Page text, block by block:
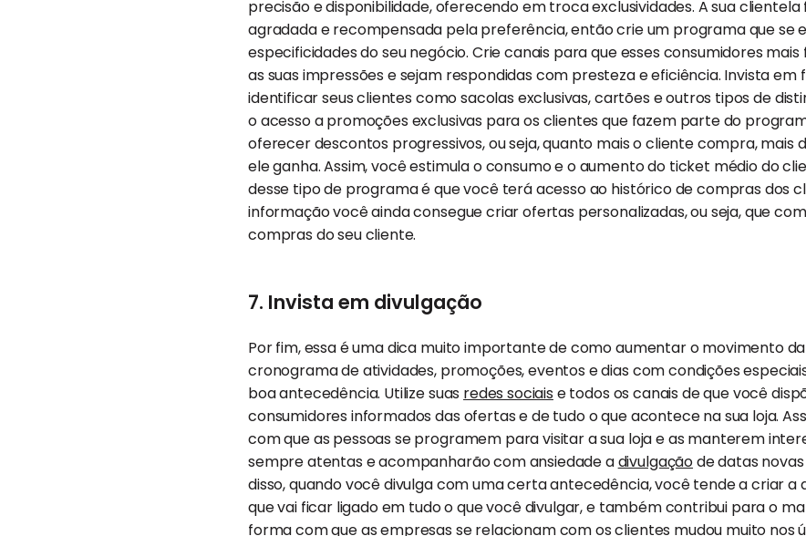
precisão e disponibilidade, oferecendo em troca exclusividades. A sua
agradada e recompensada pela preferência, então crie um programa que se
especificidades do seu negócio. Crie canais para que esses consumidores
as suas impressões e sejam respondidas com presteza e eficiência. Invista em
identificar seus clientes como sacolas exclusivas, cartões e outros tipos de
o acesso a promoções exclusivas para os clientes que fazem parte do
oferecer descontos progressivos, ou seja, quanto mais o cliente compra, mais
ele ganha. Assim, você estimula o consumo e o aumento do ticket médio do
desse tipo de programa é que você terá acesso ao histórico de compras dos
informação você ainda consegue criar ofertas personalizadas, ou seja, que
compras do seu cliente.
7. Invista em divulgação
Por fim, essa é uma dica muito importante de como aumentar o movimento
cronograma de atividades, promoções, eventos e dias com condições
boa antecedência. Utilize suas redes sociais e todos os canais de que você
consumidores informados das ofertas e de tudo o que acontece na sua loja.
com que as pessoas se programem para visitar a sua loja e as manterem
sempre atentas e acompanharão com ansiedade adivulgaçãode datas
disso, quando você divulga com uma certa antecedência, você tende a criar a
que vai ficar ligado em tudo o que você divulgar, e também contribui para o
forma com que as empresas se relacionam com os clientes mudou muito nos